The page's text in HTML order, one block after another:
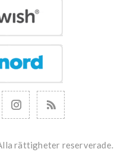
rättigheter reserverade.